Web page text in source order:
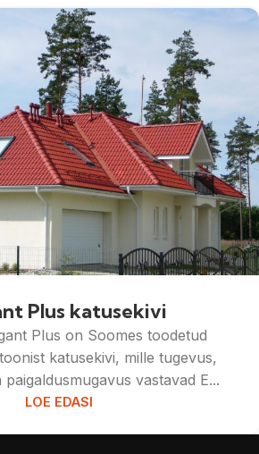
Plus katusekivi
Plus on Soomes toodetud
katusekivi, mille tugevus,
vastavad E...
LOE EDASI